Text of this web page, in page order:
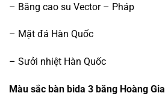
– Băng cao su Vector – Pháp
– Mặt đá Hàn Quốc
– Sưởi nhiệt Hàn Quốc
Màu sắc bàn bida 3 băng Hoàng Gia